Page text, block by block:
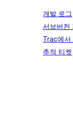
개발 로그
서브버전
Trac에서
추적 티켓